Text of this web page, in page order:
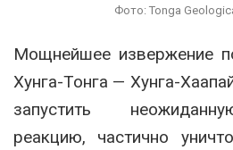
Фото: Tonga
Мощнейшее извержение
Хунга-Тонга — Хунга-
запустить
реакцию, частично